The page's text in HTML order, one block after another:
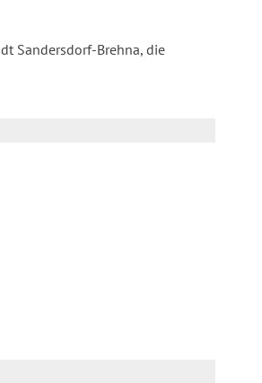
Sandersdorf-Brehna, die